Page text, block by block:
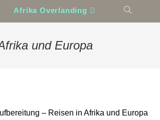
Afrika Overlanding Website-
und Europa